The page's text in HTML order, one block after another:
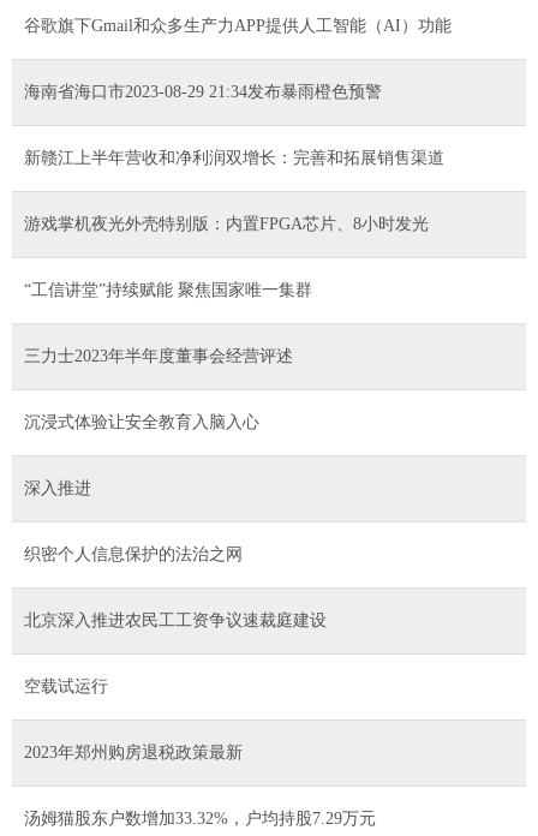
谷歌旗下Gmail和众多生产力APP提供人工智能（AI）功能
海南省海口市2023-08-29 21:34发布暴雨橙色预警
新赣江上半年营收和净利润双增长：完善和拓展销售渠道
游戏掌机夜光外壳特别版：内置FPGA芯片、8小时发光
“工信讲堂”持续赋能 聚焦国家唯一集群
三力士2023年半年度董事会经营评述
沉浸式体验让安全教育入脑入心
深入推进
织密个人信息保护的法治之网
北京深入推进农民工工资争议速裁庭建设
空载试运行
2023年郑州购房退税政策最新
汤姆猫股东户数增加33.32%，户均持股7.29万元